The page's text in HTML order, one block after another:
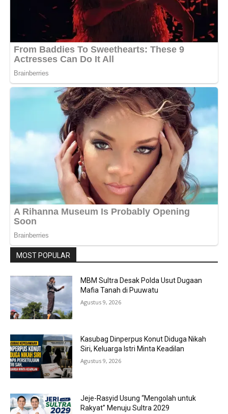
MOST POPULAR
MBM Sultra Desak Polda Usut Dugaan
Mafia Tanah di Puuwatu
Agustus 9, 2026
Kasubag Dinperpus Konut Diduga Nikah
Siri, Keluarga Istri Minta Keadilan
Agustus 9, 2026
Jeje-Rasyid Usung “Mengolah untuk
Rakyat” Menuju Sultra 2029